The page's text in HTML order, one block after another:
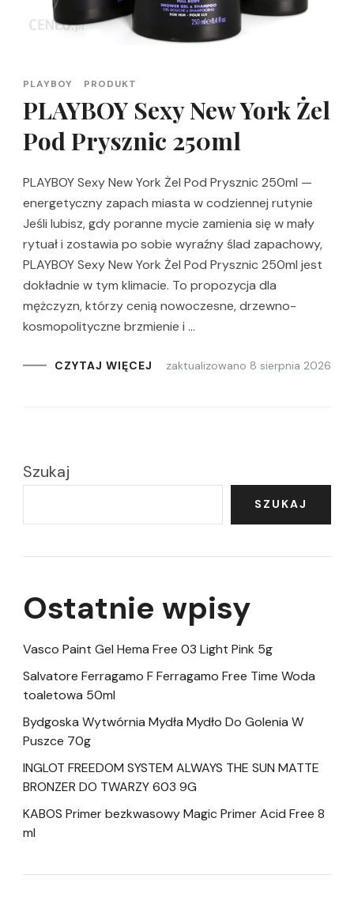
PLAYBOY PRODUKT
PLAYBOY Sexy New York Żel
Pod Prysznic 250ml
PLAYBOY Sexy New York Żel Pod Prysznic 250ml —
energetyczny zapach miasta w codziennej rutynie
Jeśli lubisz, gdy poranne mycie zamienia się w mały
rytuał i zostawia po sobie wyraźny ślad zapachowy,
PLAYBOY Sexy New York Żel Pod Prysznic 250ml jest
dokładnie w tym klimacie. To propozycja dla
mężczyzn, którzy cenią nowoczesne, drzewno-
kosmopolityczne brzmienie i …
CZYTAJ WIĘCEJ zaktualizowano 8 sierpnia 2026
Szukaj
SZUKAJ
Ostatnie wpisy
Vasco Paint Gel Hema Free 03 Light Pink 5g
Salvatore Ferragamo F Ferragamo Free Time Woda
toaletowa 50ml
Bydgoska Wytwórnia Mydła Mydło Do Golenia W
Puszce 70g
INGLOT FREEDOM SYSTEM ALWAYS THE SUN MATTE
BRONZER DO TWARZY 603 9G
KABOS Primer bezkwasowy Magic Primer Acid Free 8
ml